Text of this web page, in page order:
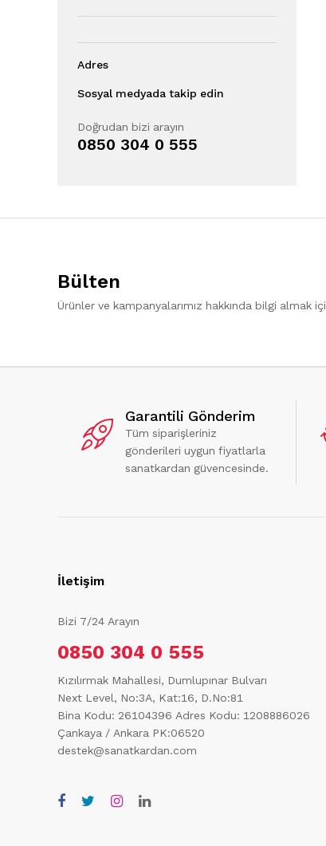
Adres
Sosyal medyada takip edin
Doğrudan bizi arayın
0850 304 0 555
Bülten
Ürünler ve kampanyalarımız hakkında bilgi almak
Garantili Gönderim
Tüm siparişleriniz
gönderileri uygun fiyatlarla
sanatkardan güvencesinde.
İletişim
Bizi 7/24 Arayın
0850 304 0 555
Kızılırmak Mahallesi, Dumlupınar Bulvarı
Next Level, No:3A, Kat:16, D.No:81
Bina Kodu: 26104396 Adres Kodu: 1208886026
Çankaya / Ankara PK:06520
destek@sanatkardan.com